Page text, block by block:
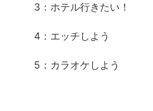
3：ホテル行きたい！
4：エッチしよう
5：カラオケしよう